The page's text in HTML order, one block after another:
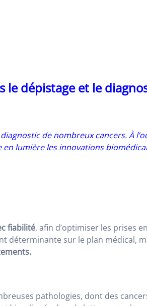
le dépistage et le
de nombreux cancers. À
lumière les innovations
fiabilité, afin d’optimiser les prises
déterminante sur le plan médical,
pathologies, dont des